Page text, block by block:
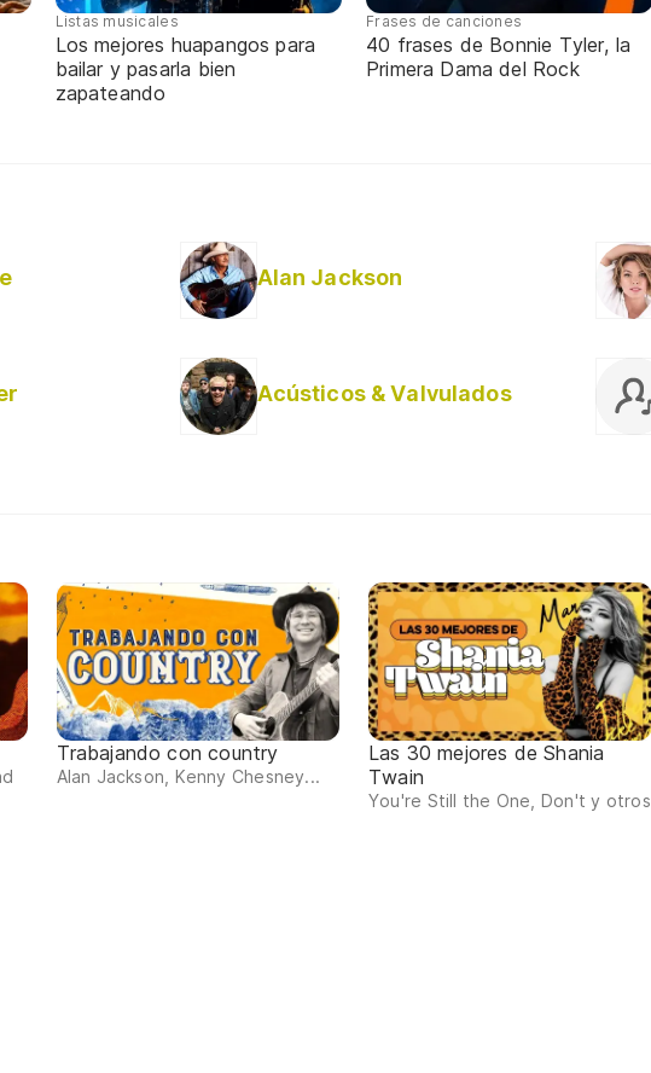
Listas musicales
Los mejores huapangos para
bailar y pasarla bien
zapateando
Frases de canciones
40 frases de Bonnie Tyler, la
Primera Dama del Rock
Alan Jackson
Acústicos & Valvulados
Trabajando con country
Alan Jackson, Kenny Chesney...
Las 30 mejores de Shania
Twain
You're Still the One, Don't y otros